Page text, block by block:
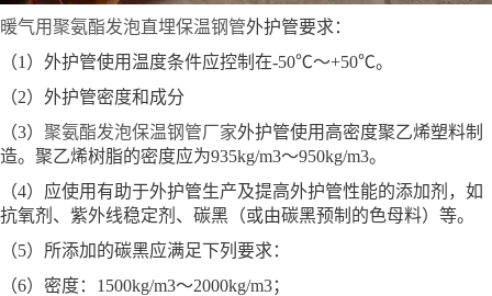
暖气用聚氨酯发泡直埋保温钢管外护管要求：
（1）外护管使用温度条件应控制在-50℃～+50℃。
（2）外护管密度和成分
（3） 聚氨酯发泡保温钢管厂家外护管使用高密度聚乙烯塑料制
造。聚乙烯树脂的密度应为935kg/m3～950kg/m3。
（4）应使用有助于外护管生产及提高外护管性能的添加剂，如
抗氧剂、紫外线稳定剂、碳黑（或由碳黑预制的色母料）等。
（5）所添加的碳黑应满足下列要求：
（6）密度：1500kg/m3～2000kg/m3；